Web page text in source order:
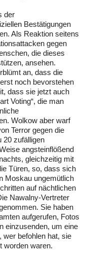
der
Bestätigungen
Als Reaktion seitens
gegen
die dieses
ansehen.
an, dass die
noch bevorstehen
dass sie jetzt auch
Voting“, die man
Wolkow aber warf
Terror gegen die
20 zufälligen
angsteinflößend
gleichzeitig mit
Türen, so, dass sich
Moskau ungemütlich
auf nächtlichen
Nawalny-Vertreter
Sie haben
aufgerufen, Fotos
einzusenden, um eine
wer befohlen hat, sie
worden waren.